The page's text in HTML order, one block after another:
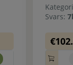
Svars: